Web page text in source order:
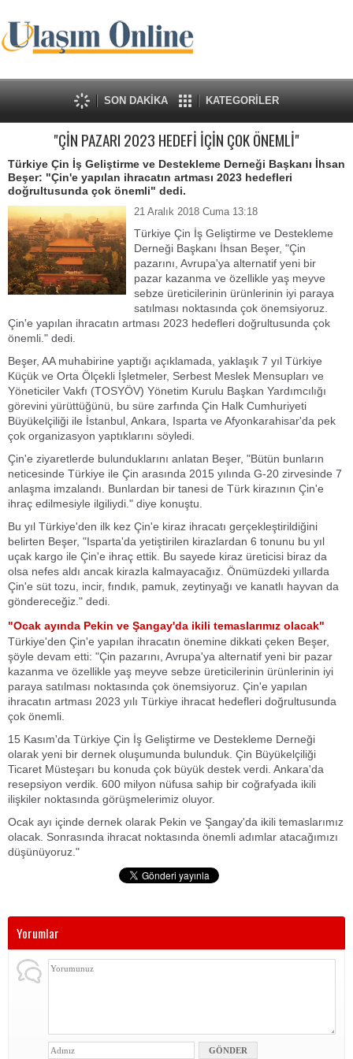
SON DAKİKA KATEGORİLER
"ÇİN PAZARI 2023 HEDEFİ İÇİN ÇOK ÖNEMLİ"
Türkiye Çin İş Geliştirme ve Destekleme Derneği Başkanı İhsan
Beşer: "Çin'e yapılan ihracatın artması 2023 hedefleri
doğrultusunda çok önemli" dedi.
21 Aralık 2018 Cuma 13:18
Türkiye Çin İş Geliştirme ve Destekleme
Derneği Başkanı İhsan Beşer, "Çin
pazarını, Avrupa'ya alternatif yeni bir
pazar kazanma ve özellikle yaş meyve
sebze üreticilerinin ürünlerinin iyi paraya
satılması noktasında çok önemsiyoruz.
Çin'e yapılan ihracatın artması 2023 hedefleri doğrultusunda çok
önemli." dedi.
Beşer, AA muhabirine yaptığı açıklamada, yaklaşık 7 yıl Türkiye
Küçük ve Orta Ölçekli İşletmeler, Serbest Meslek Mensupları ve
Yöneticiler Vakfı (TOSYÖV) Yönetim Kurulu Başkan Yardımcılığı
görevini yürüttüğünü, bu süre zarfında Çin Halk Cumhuriyeti
Büyükelçiliği ile İstanbul, Ankara, Isparta ve Afyonkarahisar'da pek
çok organizasyon yaptıklarını söyledi.
Çin'e ziyaretlerde bulunduklarını anlatan Beşer, "Bütün bunların
neticesinde Türkiye ile Çin arasında 2015 yılında G-20 zirvesinde 7
anlaşma imzalandı. Bunlardan bir tanesi de Türk kirazının Çin'e
ihraç edilmesiyle ilgiliydi." diye konuştu.
Bu yıl Türkiye'den ilk kez Çin'e kiraz ihracatı gerçekleştirildiğini
belirten Beşer, "Isparta'da yetiştirilen kirazlardan 6 tonunu bu yıl
uçak kargo ile Çin'e ihraç ettik. Bu sayede kiraz üreticisi biraz da
olsa nefes aldı ancak kirazla kalmayacağız. Önümüzdeki yıllarda
Çin'e süt tozu, incir, fındık, pamuk, zeytinyağı ve kanatlı hayvan da
göndereceğiz." dedi.
"Ocak ayında Pekin ve Şangay'da ikili temaslarımız olacak"
Türkiye'den Çin'e yapılan ihracatın önemine dikkati çeken Beşer,
şöyle devam etti: "Çin pazarını, Avrupa'ya alternatif yeni bir pazar
kazanma ve özellikle yaş meyve sebze üreticilerinin ürünlerinin iyi
paraya satılması noktasında çok önemsiyoruz. Çin'e yapılan
ihracatın artması 2023 yılı Türkiye ihracat hedefleri doğrultusunda
çok önemli.
15 Kasım'da Türkiye Çin İş Geliştirme ve Destekleme Derneği
olarak yeni bir dernek oluşumunda bulunduk. Çin Büyükelçiliği
Ticaret Müsteşarı bu konuda çok büyük destek verdi. Ankara'da
resepsiyon verdik. 600 milyon nüfusa sahip bir coğrafyada ikili
ilişkiler noktasında görüşmelerimiz oluyor.
Ocak ayı içinde dernek olarak Pekin ve Şangay'da ikili temaslarımız
olacak. Sonrasında ihracat noktasında önemli adımlar atacağımızı
düşünüyoruz."
Yorumlar